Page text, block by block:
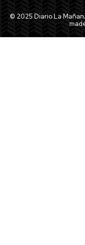
© 2025 Diario La